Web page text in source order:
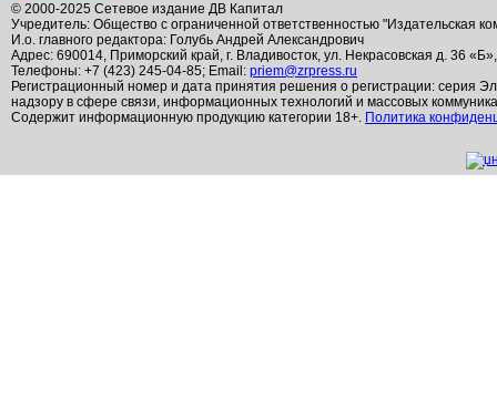
© 2000-2025 Сетевое издание ДВ Капитал
Учредитель: Общество с ограниченной ответственностью "Издательская
И.о. главного редактора: Голубь Андрей Александрович
Адрес: 690014, Приморский край, г. Владивосток, ул. Некрасовская д. 36
Телефоны: +7 (423) 245-04-85; Email: priem@zrpress.ru
Регистрационный номер и дата принятия решения о регистрации: серия
надзору в сфере связи, информационных технологий и массовых
Содержит информационную продукцию категории 18+. Политика